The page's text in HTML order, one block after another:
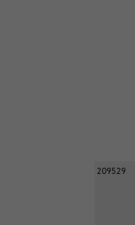
209529